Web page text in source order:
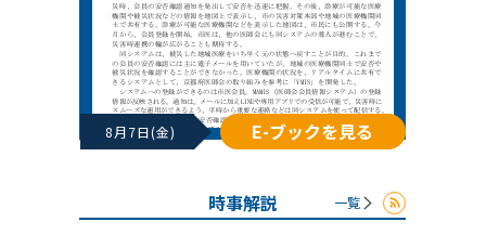
8月7日(金) E-ブックを見る
時事解説 一覧